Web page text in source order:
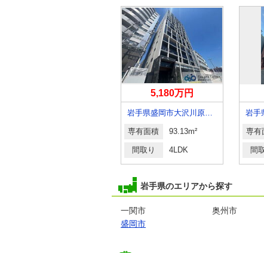
5,180万円
岩手県盛岡市大沢川原２丁目
専有面積 93.13m²
間取り 4LDK
専有
間
岩手県のエリアから探す
一関市 奥州市
盛岡市